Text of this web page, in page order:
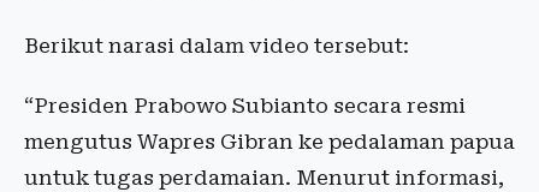
Berikut narasi dalam video tersebut:
“Presiden Prabowo Subianto secara resmi
mengutus Wapres Gibran ke pedalaman papua
untuk tugas perdamaian. Menurut informasi,